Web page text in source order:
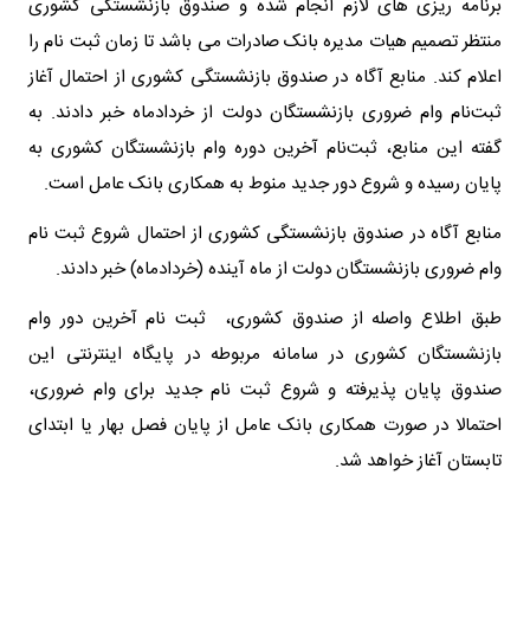
برنامه ریزی های لازم انجام شده و صندوق بازنشستگی کشوری
منتظر تصمیم هیات مدیره بانک صادرات می باشد تا زمان ثبت نام را
اعلام کند. منابع آگاه در صندوق بازنشستگی کشوری از احتمال آغاز
ثبت‌نام وام ضروری بازنشستگان دولت از خردادماه خبر دادند. به
گفته این منابع، ثبت‌نام آخرین دوره وام بازنشستگان کشوری به
پایان رسیده و شروع دور جدید منوط به همکاری بانک عامل است.
منابع آگاه در صندوق بازنشستگی کشوری از احتمال شروع ثبت نام
وام ضروری بازنشستگان دولت از ماه آینده (خردادماه) خبر دادند.
طبق اطلاع واصله از صندوق کشوری، ثبت نام آخرین دور وام
بازنشستگان کشوری در سامانه مربوطه در پایگاه اینترنتی این
صندوق پایان پذیرفته و شروع ثبت نام جدید برای وام ضروری،
احتمالا در صورت همکاری بانک عامل از پایان فصل بهار یا ابتدای
تابستان آغاز خواهد شد.